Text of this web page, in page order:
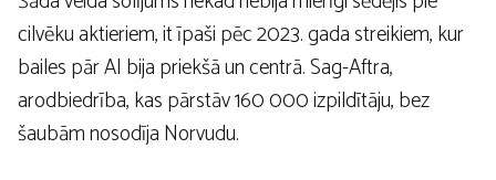
cilvēku aktieriem, it īpaši pēc 2023. gada streikiem, kur
bailes pār AI bija priekšā un centrā. Sag-Aftra,
arodbiedrība, kas pārstāv 160 000 izpildītāju, bez
šaubām nosodīja Norvudu.